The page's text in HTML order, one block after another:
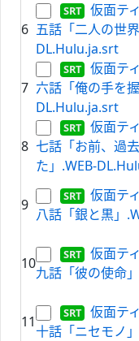
6
仮面テ
五話「二人の世
DL.Hulu.ja.srt
7
仮面テ
六話「俺の手を
DL.Hulu.ja.srt
8
仮面テ
七話「お前、過
た」.WEB-
9
仮面テ
八話「銀と黒」
10
仮面テ
九話「彼の使命
11
仮面テ
十話「ニセモノ